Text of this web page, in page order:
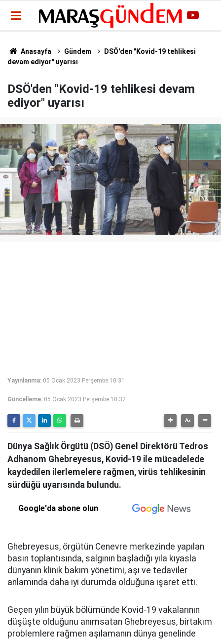
Anasayfa Gündem
DSÖ'den "Kovid-19 tehlikesi
devam ediyor" uyarısı
DSÖ'den "Kovid-19 tehlikesi devam
ediyor" uyarısı
Yayınlanma: 05 Ocak 2023 Perşembe 10:31
Güncelleme: 05 Ocak 2023 Perşembe 10:32
Dünya Sağlık Örgütü (DSÖ) Genel Direktörü Tedros
Adhanom Ghebreyesus, Kovid-19 ile mücadelede
kaydedilen ilerlemelere rağmen, virüs tehlikesinin
sürdüğü uyarısında bulundu.
Google'da abone olun
Ghebreyesus, örgütün Cenevre merkezinde yapılan
basın toplantısında, salgının başladığı yıla kıyasla
dünyanın klinik bakım yönetimi, aşı ve tedaviler
anlamında daha iyi durumda olduğuna işaret etti.
Geçen yılın büyük bölümünde Kovid-19 vakalarının
düşüşte olduğunu anımsatan Ghebreyesus, birtakım
problemlere rağmen aşılamanın dünya genelinde